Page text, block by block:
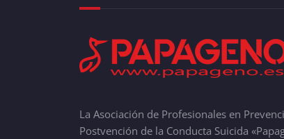
La Asociación de Profesionales en
Postvención de la Conducta Suicida